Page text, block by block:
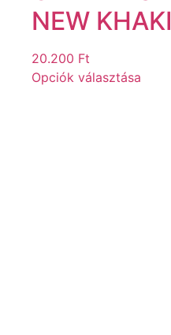
NEW KHAKI
20.200 Ft
Opciók választása